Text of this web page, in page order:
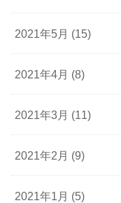
2021年5月 (15)
2021年4月 (8)
2021年3月 (11)
2021年2月 (9)
2021年1月 (5)